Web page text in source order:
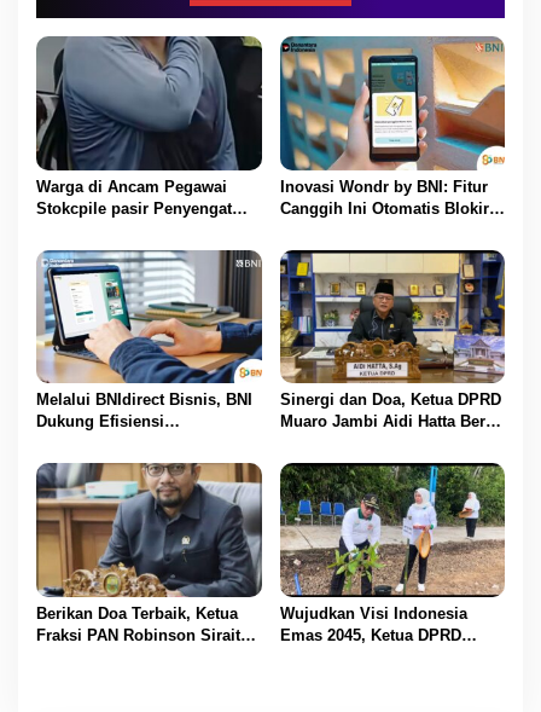
a
s
i
p
o
s
Warga di Ancam Pegawai
Stokcpile pasir Penyengat
Inovasi Wondr by BNI: Fitur
Canggih Ini Otomatis Blokir
Masuk
Melalui BNIdirect Bisnis, BNI
Dukung Efisiensi
UMKM
Sinergi dan Doa, Ketua DPRD
Muaro Jambi Aidi Hatta Beri
BBS
Berikan Doa Terbaik, Ketua
Fraksi PAN Robinson Sirait
Wujudkan Visi Indonesia
Emas 2045, Ketua DPRD